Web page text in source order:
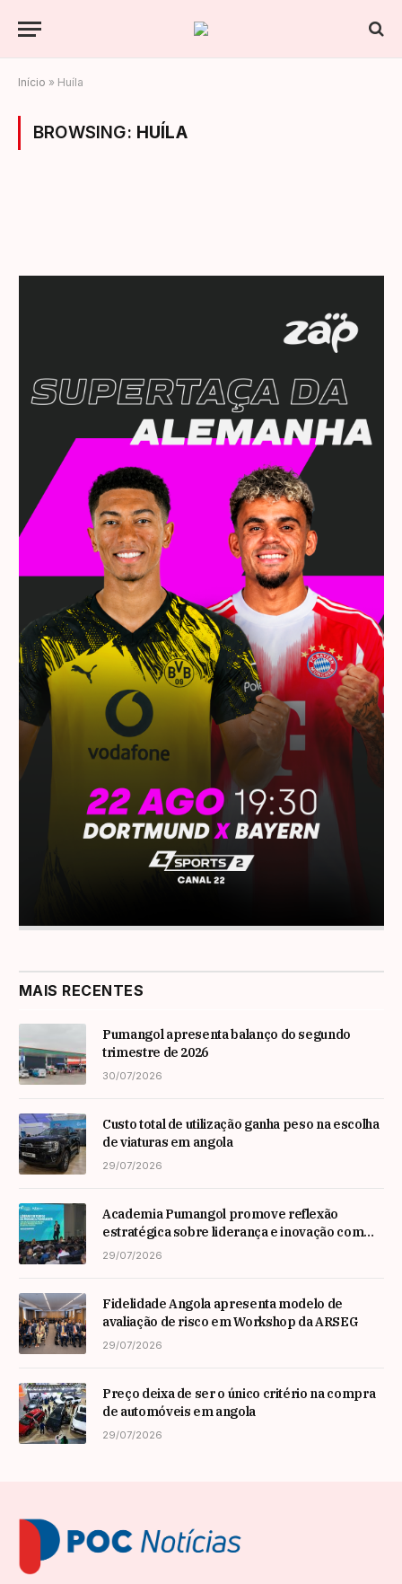
Início » Huíla
BROWSING: HUÍLA
MAIS RECENTES
Pumangol apresenta balanço do segundo
trimestre de 2026
30/07/2026
Custo total de utilização ganha peso na escolha
de viaturas em angola
29/07/2026
Academia Pumangol promove reflexão
estratégica sobre liderança e inovação com
especialista internacional Nadim Habib
29/07/2026
Fidelidade Angola apresenta modelo de
avaliação de risco em Workshop da ARSEG
29/07/2026
Preço deixa de ser o único critério na compra
de automóveis em angola
29/07/2026